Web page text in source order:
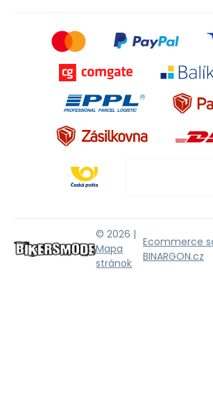
© 2026 |
Mapa
stránok
Ecommerce
BINARGON.cz